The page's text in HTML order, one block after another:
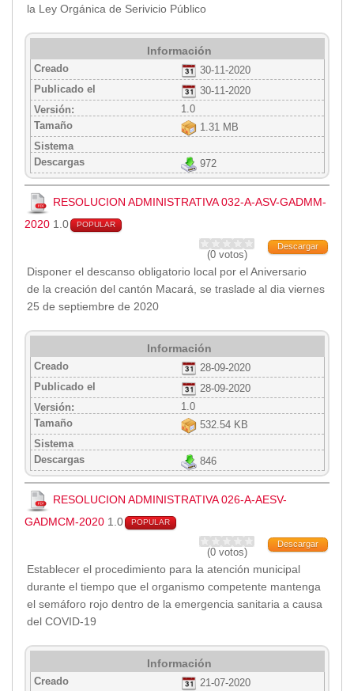
la Ley Orgánica de Serivicio Público
Información
Creado
30-11-2020
Publicado el
30-11-2020
Versión:
1.0
Tamaño
1.31 MB
Sistema
Descargas
972
RESOLUCION ADMINISTRATIVA 032-A-ASV-GADMM-
2020 1.0 POPULAR
Descargar
(0 votos)
Disponer el descanso obligatorio local por el Aniversario
de la creación del cantón Macará, se traslade al dia viernes
25 de septiembre de 2020
Información
Creado
28-09-2020
Publicado el
28-09-2020
Versión:
1.0
Tamaño
532.54 KB
Sistema
Descargas
846
RESOLUCION ADMINISTRATIVA 026-A-AESV-
GADMCM-2020 1.0 POPULAR
Descargar
(0 votos)
Establecer el procedimiento para la atención municipal
durante el tiempo que el organismo competente mantenga
el semáforo rojo dentro de la emergencia sanitaria a causa
del COVID-19
Información
Creado
21-07-2020
GAD Macará
2026
2025
2020
2024
2023
2022
2021
2018
2013
2012
EPRAMA
2022
2021
2020
2019
2018
2017
Protección de Derechos
Empresa Pública de Vivienda
2021
2020
2017
2015